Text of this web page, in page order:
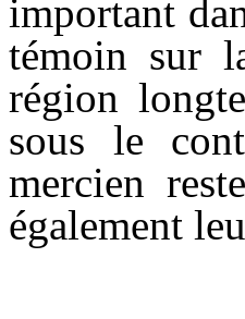
important
témoin sur
région
sous le
mercien
également